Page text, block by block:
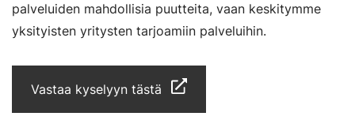
palveluiden mahdollisia puutteita, vaan keskitymme
yksityisten yritysten tarjoamiin palveluihin.
Vastaa kyselyyn tästä